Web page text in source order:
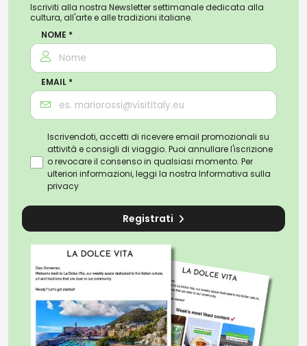
Iscriviti alla nostra Newsletter settimanale dedicata alla
cultura, all'arte e alle tradizioni italiane.
NOME *
EMAIL *
Iscrivendoti, accetti di ricevere email promozionali su
attività e consigli di viaggio. Puoi annullare l'iscrizione
o revocare il consenso in qualsiasi momento. Per
ulteriori informazioni, leggi la nostra Informativa sulla
privacy
Registrati